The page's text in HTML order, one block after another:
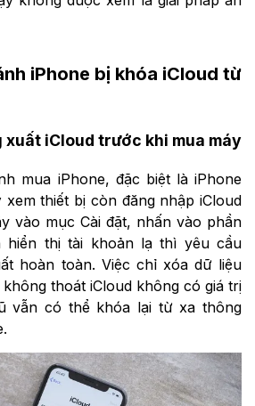
iPhone bị khóa iCloud từ
xuất iCloud trước khi mua máy
mua iPhone, đặc biệt là iPhone
thiết bị còn đăng nhập iCloud
vào mục Cài đặt, nhấn vào phần
hiển thị tài khoản lạ thì yêu cầu
hoàn toàn. Việc chỉ xóa dữ liệu
thoát iCloud không có giá trị
vẫn có thể khóa lại từ xa thông